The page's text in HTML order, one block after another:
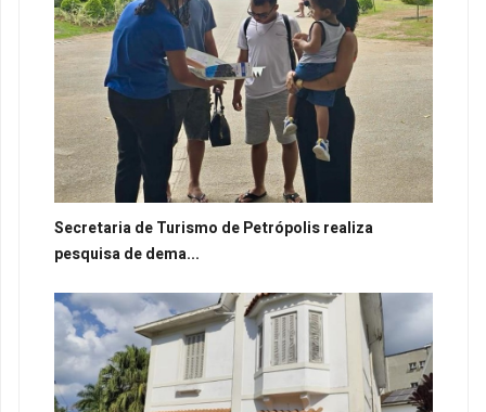
Secretaria de Turismo de Petrópolis realiza
pesquisa de dema...